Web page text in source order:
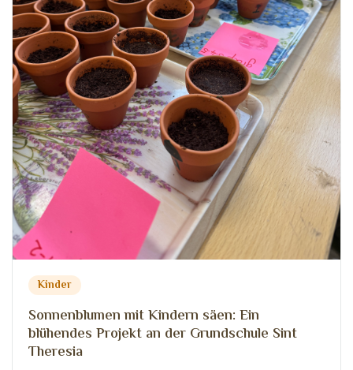
Kinder
Sonnenblumen mit Kindern säen: Ein
blühendes Projekt an der Grundschule Sint
Theresia